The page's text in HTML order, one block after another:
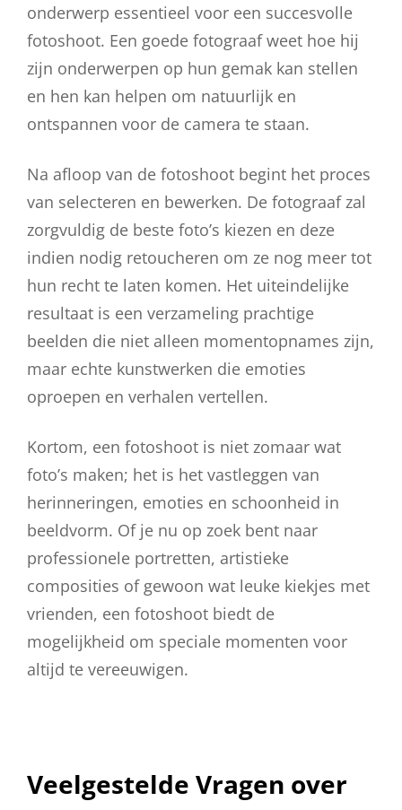
onderwerp essentieel voor een succesvolle
fotoshoot. Een goede fotograaf weet hoe hij
zijn onderwerpen op hun gemak kan stellen
en hen kan helpen om natuurlijk en
ontspannen voor de camera te staan.
Na afloop van de fotoshoot begint het proces
van selecteren en bewerken. De fotograaf zal
zorgvuldig de beste foto’s kiezen en deze
indien nodig retoucheren om ze nog meer tot
hun recht te laten komen. Het uiteindelijke
resultaat is een verzameling prachtige
beelden die niet alleen momentopnames zijn,
maar echte kunstwerken die emoties
oproepen en verhalen vertellen.
Kortom, een fotoshoot is niet zomaar wat
foto’s maken; het is het vastleggen van
herinneringen, emoties en schoonheid in
beeldvorm. Of je nu op zoek bent naar
professionele portretten, artistieke
composities of gewoon wat leuke kiekjes met
vrienden, een fotoshoot biedt de
mogelijkheid om speciale momenten voor
altijd te vereeuwigen.
Veelgestelde Vragen over